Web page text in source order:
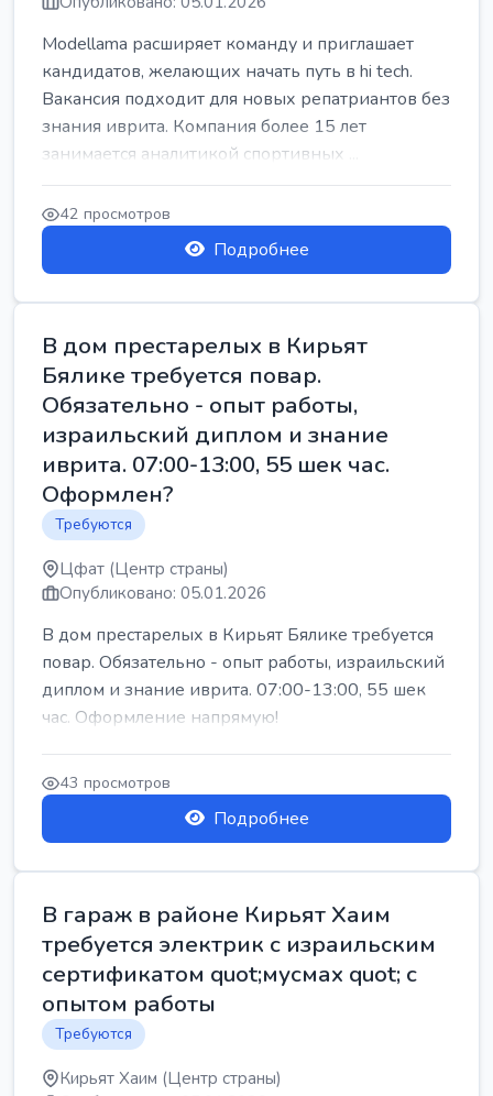
Modellama расширяет команду и приглашает
кандидатов, желающих начать путь в hi tech.
Вакансия подходит для новых репатриантов без
знания иврита. Компания более 15 лет
занимается аналитикой спортивных ...
42 просмотров
Подробнее
В дом престарелых в Кирьят
Бялике требуется повар.
Обязательно - опыт работы,
израильский диплом и знание
иврита. 07:00-13:00, 55 шек час.
Оформлен?
Требуются
Цфат (Центр страны)
Опубликовано: 05.01.2026
В дом престарелых в Кирьят Бялике требуется
повар. Обязательно - опыт работы, израильский
диплом и знание иврита. 07:00-13:00, 55 шек
час. Оформление напрямую!
43 просмотров
Подробнее
В гараж в районе Кирьят Хаим
требуется электрик с израильским
сертификатом quot;мусмах quot; с
опытом работы
Требуются
Кирьят Хаим (Центр страны)